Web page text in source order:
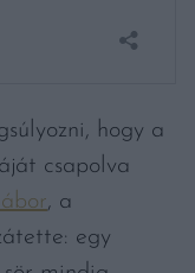
hogy a
csapolva
, a
egy